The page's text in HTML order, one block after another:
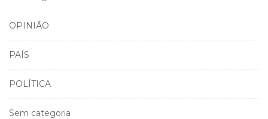
OPINIÃO
PAÍS
POLÍTICA
Sem categoria